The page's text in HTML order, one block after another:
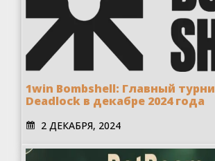
1win Bombshell: Главный
Deadlock в декабре 2024 года
2 ДЕКАБРЯ, 2024